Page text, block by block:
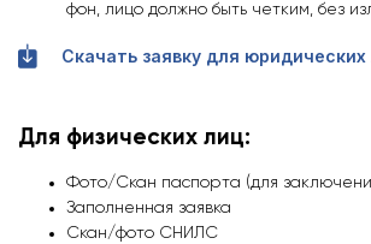
фон, лицо должно быть четким, без
Скачать заявку для юридических
Для физических лиц:
Фото/Скан паспорта (для
Заполненная заявка
Скан/фото СНИЛС